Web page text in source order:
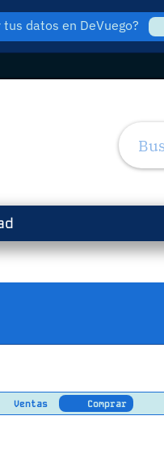
datos en DeVuego?
Ventas Comprar